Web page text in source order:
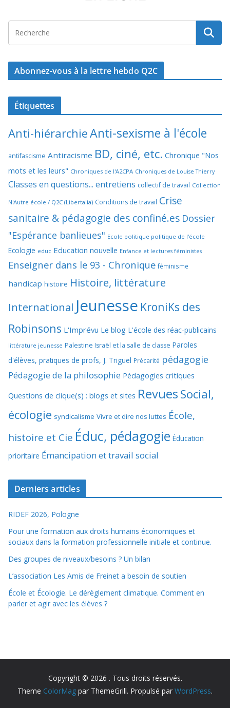
Abonnez-vous à la lettre hebdo Q2C
Étiquettes
Anti-hiérarchieAnti-sexisme à l'école
antifascisme Antiracisme BD, ciné, etc. Chronique "Nos
mots et les leurs" Chroniques de l'A2CPA Chroniques de Louise Thierry
Classes en questions... entretiens collectif de travail Collection
N'Autre école / Q2C (Libertalia) Conditions de travail Crise
sanitaire & pédagogie des confiné.es Dossier
"Espérance banlieues" Ecole politique politique de l'école
Ecologie educ Education nouvelle Enfance et lectures féministes
Enseigner dans le 93 - Chronique féminisme
handicap histoire Histoire, littérature
International Jeunesse KroniKs des
Robinsons L'Imprévu Le blog L'école des réac-publicains
littérature jeunesse Palestine Israël et la salle de classe Paroles
d'élèves, pratiques de profs, J. Triguel Précarité pédagogie
Pédagogie de la philosophie Pédagogies critiques
Questions de clique(s) : blogs et sites RevuesSocial,
écologie syndicalisme Vivre et dire nos luttes École,
histoire et Cie Éduc, pédagogie Éducation
prioritaire Émancipation et travail social
Derniers articles
RIDEF 2026, Pologne
Pour une formation aux droits humains économiques et
sociaux dans la formation professionnelle initiale et continue.
Des groupes de niveaux/besoins ? Un bilan
L’association Les Amis de Freinet a besoin de soutien
École et Écologie. Le dérèglement climatique. Comment en
parler et agir avec les élèves ?
Copyright © 2026 . Tous droits réservés.
Theme ColorMag par ThemeGrill. Propulsé par WordPress.